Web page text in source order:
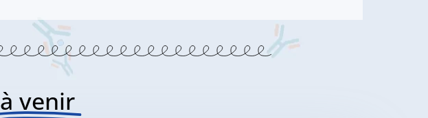
à venir